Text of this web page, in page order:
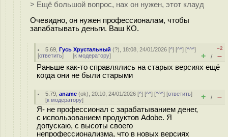
> Ещё большой вопрос, нах он нужен, этот клауд
Очевидно, он нужен профессионалам, чтобы
запабатывать деньги. Ваш КО.
5.69 ,Гусь Хрустальный (?), 18:08, 24/01/2026 [^] [^^] [^^^]
[ответить] [к модератору]
–2
+ / –
Раньше как-то справлялись на старых версиях ещё
когда они не были старыми
5.79 ,aname (ok), 20:10, 24/01/2026 [^] [^^] [^^^] [ответить]
[к модератору] + / –
Я- не профессионал с зарабатыванием денег,
с использованием продуктов Adobe. Я
допускаю, с высоты своего
непрофессионализма, что в новых версиях